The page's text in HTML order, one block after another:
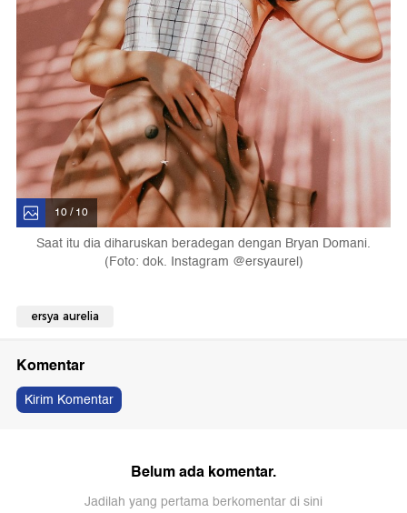
10 / 10
Saat itu dia diharuskan beradegan dengan Bryan Domani.
(Foto: dok. Instagram @ersyaurel)
ersya aurelia
Komentar
Kirim Komentar
Belum ada komentar.
Jadilah yang pertama berkomentar di sini